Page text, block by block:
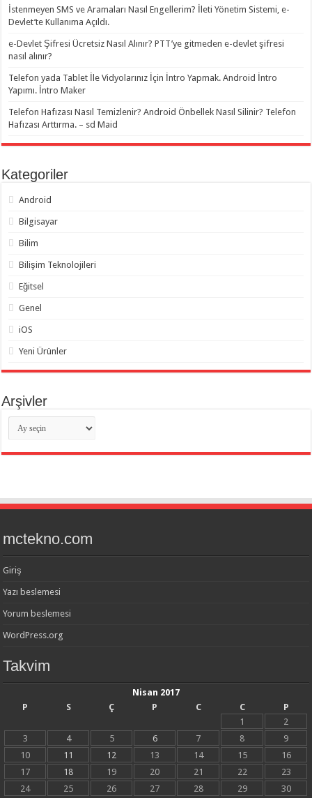
İstenmeyen SMS ve Aramaları Nasıl Engellerim? İleti Yönetim Sistemi, e-
Devlet’te Kullanıma Açıldı.
e-Devlet Şifresi Ücretsiz Nasıl Alınır? PTT’ye gitmeden e-devlet şifresi
nasıl alınır?
Telefon yada Tablet İle Vidyolarınız İçin İntro Yapmak. Android İntro
Yapımı. İntro Maker
Telefon Hafızası Nasıl Temizlenir? Android Önbellek Nasıl Silinir? Telefon
Hafızası Arttırma. – sd Maid
Kategoriler
Android
Bilgisayar
Bilim
Bilişim Teknolojileri
Eğitsel
Genel
iOS
Yeni Ürünler
Arşivler
Arşivler
mctekno.com
Giriş
Yazı beslemesi
Yorum beslemesi
WordPress.org
Takvim
Nisan 2017
P
S Ç P C C
P
1
2
3
4 5 6 7 8
9
10
11 12 13 14 15
16
17
18 19 20 21 22
23
24
25 26 27 28 29
30